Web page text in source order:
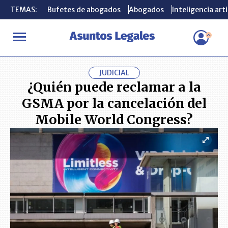
TEMAS: Bufetes de abogados Abogados Inteligencia
INICIO CONSUMIDOR ¿Quién puede reclamar a la GSMA por
TEMAS: Bufetes de abogados Abogados Inteligencia
JUDICIAL
¿Quién puede reclamar a la
GSMA por la cancelación del
Mobile World Congress?